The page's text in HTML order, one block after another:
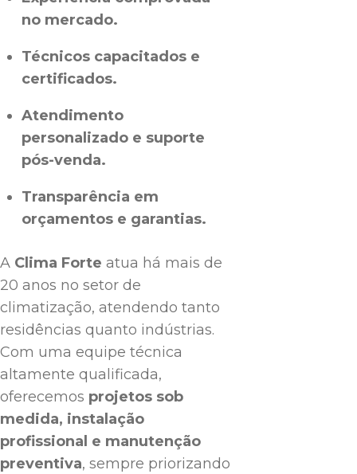
no mercado.
Técnicos capacitados e
certificados.
Atendimento
personalizado e suporte
pós-venda.
Transparência em
orçamentos e garantias.
A Clima Forte atua há mais de
20 anos no setor de
climatização, atendendo tanto
residências quanto indústrias.
Com uma equipe técnica
altamente qualificada,
oferecemos projetos sob
medida, instalação
profissional e manutenção
preventiva, sempre priorizando